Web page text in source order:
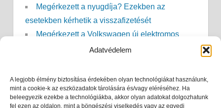
Adatvédelem
A legjobb élmény biztosítása érdekében olyan technológiákat használunk,
mint a cookie-k az eszközadatok tárolására és/vagy eléréséhez. Ha
beleegyezik ezekbe a technológiákba, akkor olyan adatokat dolgozhatunk
fel ezen az oldalon, mint a böngészési viselkedés vagy az egyedi
Megérkezett a nyugdíja? Ezekben az
esetekben kérhetik a visszafizetését
Megérkezett a Volkswagen új elektromos
SUV-ja – akár 437 kilométeres hatótávval
Érkezik a Ford új elektromos pickupja – 2027-
ben indulhat a gyártás
Szociális tűzifa 2026: megduplázza a